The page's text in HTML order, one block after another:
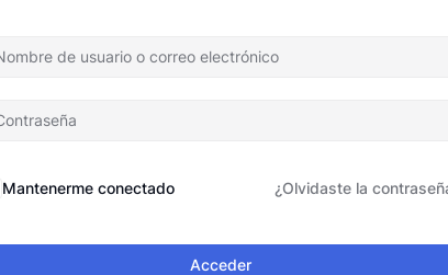
Mantenerme conectado ¿Olvidaste la
Acceder